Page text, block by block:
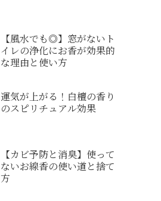
【風水でも◎】窓がないト
イレの浄化にお香が効果的
な理由と使い方
運気が上がる！白檀の香り
のスピリチュアル効果
【カビ予防と消臭】使って
ないお線香の使い道と捨て
方